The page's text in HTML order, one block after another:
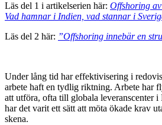
Läs del 1 i artikelserien här: Offshoring
Vad hamnar i Indien, vad stannar i
Läs del 2 här: ”Offshoring innebär en
Under lång tid har effektivisering i
arbete haft en tydlig riktning. Arbete har
att utföra, ofta till globala leveranscenter
har det varit ett sätt att möta ökade krav
skena.